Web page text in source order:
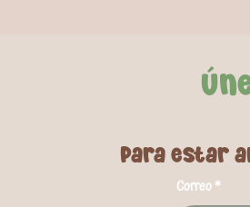
para estar
Correo